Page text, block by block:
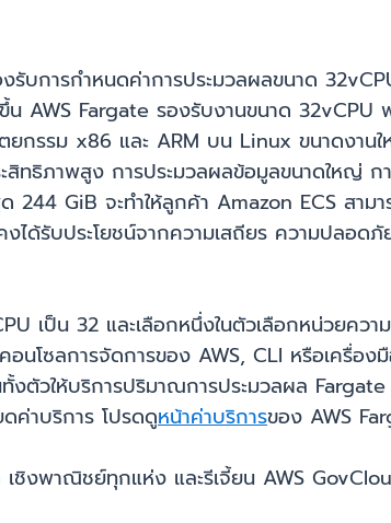
การกำหนดค่าการประมวลผลขนาด
AWS Fargate รองรับงานขนาด 32vCPU
กรรม x86 และ ARM บน Linux ขนาดงานใ
สิทธิภาพสูง การประมวลผลข้อมูลขนาดใหญ่ ก
244 GiB จะทำให้ลูกค้า Amazon ECS สาม
ได้รับประโยชน์จากความเสถียร ความปลอดภั
เป็น 32 และเลือกหนึ่งในตัวเลือกหน่วยควา
โซลการจัดการของ AWS, CLI หรือเครื่อง
ตัวให้บริการปริมาณการประมวลผล
ค่าบริการ โปรดดูหน้าค่าบริการของ AWS
ชิงพาณิชย์ทุกแห่ง และรีเจี้ยน AWS